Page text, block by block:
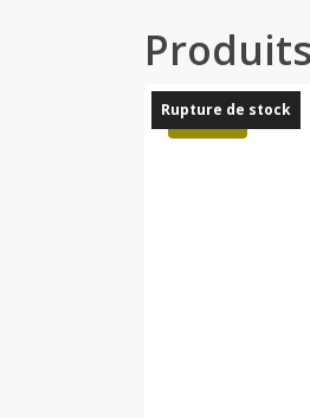
Rupture de stock
Promo !